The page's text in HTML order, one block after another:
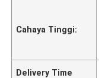
Cahaya Tinggi:
Delivery Time